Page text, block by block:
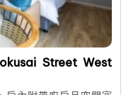
Street West